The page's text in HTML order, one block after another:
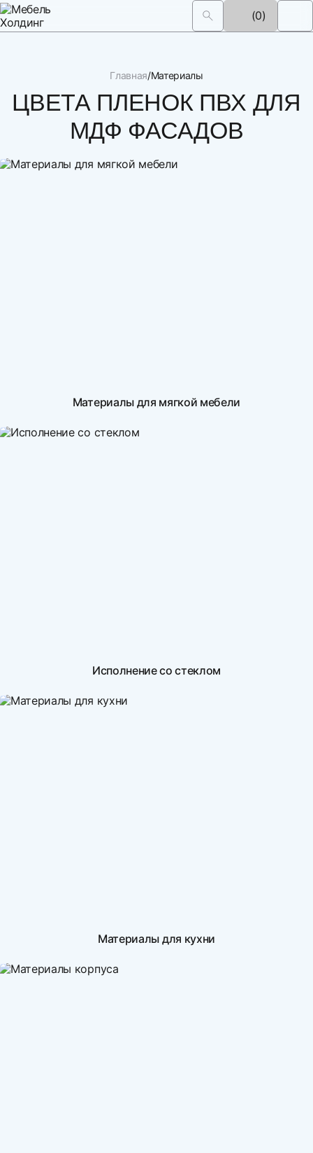
(0)
Главная Материалы
ЦВЕТА ПЛЕНОК ПВХ ДЛЯ
МДФ ФАСАДОВ
Материалы для мягкой мебели
Исполнение со стеклом
Материалы для кухни